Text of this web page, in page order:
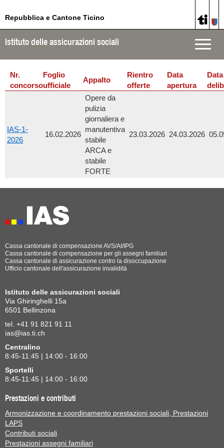
Repubblica e Cantone Ticino
Toggle
Istituto delle assicurazioni sociali
Nr.
concorso
Foglio
ufficiale
Appalto
Rientro
offerte
Data
apertura
Data
IAS-1-
2026
16.02.2026
Opere da
pulizia
giornaliera e
manutentiva
stabile
ARCA e
stabile
FORTE
23.03.2026 24.03.2026
Cassa cantonale di compensazione AVS/AI/IPG
Cassa cantonale di compensazione per gli assegni familiari
Cassa cantonale di assicurazione contro la disoccupazione
Ufficio cantonale dell'assicurazione invalidità
Istituto delle assicurazioni sociali
Via Ghiringhelli 15a
6501 Bellinzona
tel. +41 91 821 91 11
ias@ias.ti.ch
Centralino
8:45-11:45 | 14:00 - 16:00
Sportelli
8:45-11:45 | 14:00 - 16:00
Prestazioni e contributi
Armonizzazione e coordinamento prestazioni sociali, Prestazioni
LAPS
Contributi sociali
Prestazioni assegni familiari